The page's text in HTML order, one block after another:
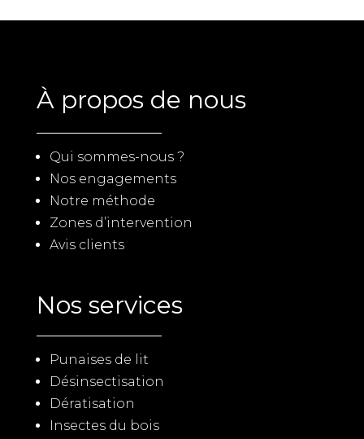
À propos de nous
Qui sommes-nous ?
Nos engagements
Notre méthode
Zones d’intervention
Avis clients
Nos services
Punaises de lit
Désinsectisation
Dératisation
Insectes du bois